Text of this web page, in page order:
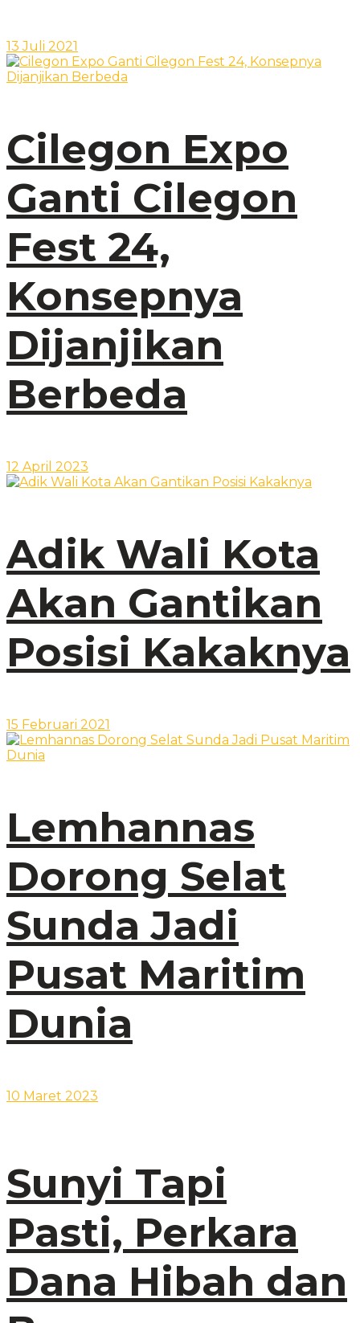
13 Juli 2021
Cilegon Expo
Ganti Cilegon
Fest 24,
Konsepnya
Dijanjikan
Berbeda
12 April 2023
Adik Wali Kota
Akan Gantikan
Posisi Kakaknya
15 Februari 2021
Lemhannas
Dorong Selat
Sunda Jadi
Pusat Maritim
Dunia
10 Maret 2023
Sunyi Tapi
Pasti, Perkara
Dana Hibah dan